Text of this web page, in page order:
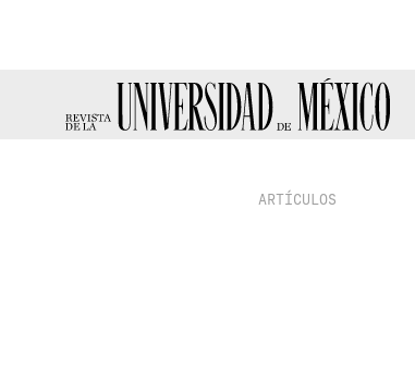
ARTÍCULOS